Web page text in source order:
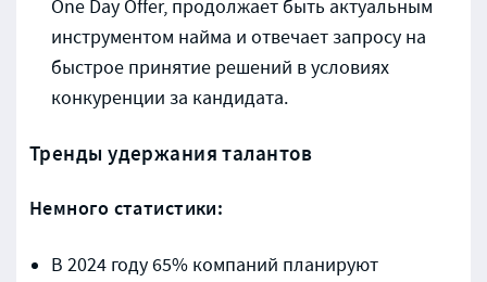
One Day Offer, продолжает быть актуальным
инструментом найма и отвечает запросу на
быстрое принятие решений в условиях
конкуренции за кандидата.
Тренды удержания талантов
Немного статистики:
В 2024 году 65% компаний планируют